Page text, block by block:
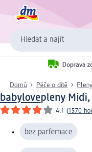
Hledat a najít
Doprava
Domů Péče o dítě Pleny
babylovepleny Midi,
4.1 (1570
bez parfemace